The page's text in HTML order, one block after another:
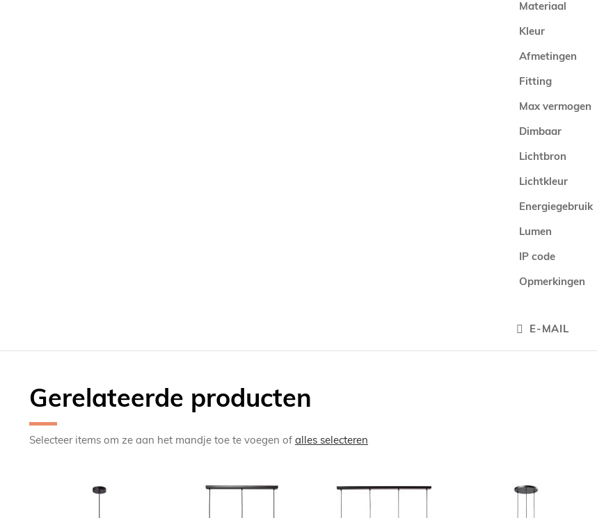
Materiaal
Kleur
Afmetingen
Fitting
Max vermogen
Dimbaar
Lichtbron
Lichtkleur
Energiegebruik
Lumen
IP code
Opmerkingen
E-MAIL
Gerelateerde producten
Selecteer items om ze aan het mandje toe te voegen of alles selecteren